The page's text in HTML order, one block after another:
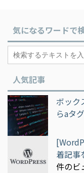
気になるワードで
人気記事
ボッ
らaタ
着記事
件のビ